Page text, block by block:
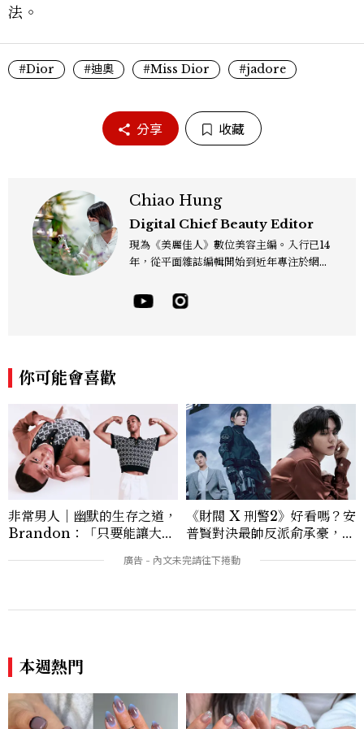
法。
#Dior #迪奧 #Miss Dior #jadore
分享 收藏
Chiao Hung
Digital Chief Beauty Editor
現為《美麗佳人》數位美容主編。入行已14
年，從平面雜誌編輯開始到近年專注於網路
耕彩妝、保養、香氛、頭髮...等與美有關的
面向。擅長以細膩敏銳的觀察力，深入報導
你可能會喜歡
非常男人｜幽默的生存之道，
Brandon：「只要能讓大家
讓敵人成為朋友。」
《財閥 X 刑警2》好看嗎？安
普賢對決最帥反派俞承豪，鄭
卡，用錢輾壓罪犯的陳利手回
本週熱門